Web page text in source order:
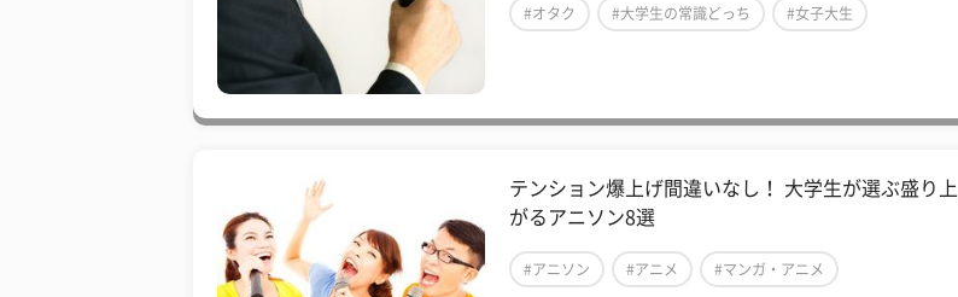
#オタク #大学生の常識どっち #女子大生
テンション爆上げ間違いなし！ 大学生が選ぶ盛り上
がるアニソン8選
#アニソン #アニメ #マンガ・アニメ